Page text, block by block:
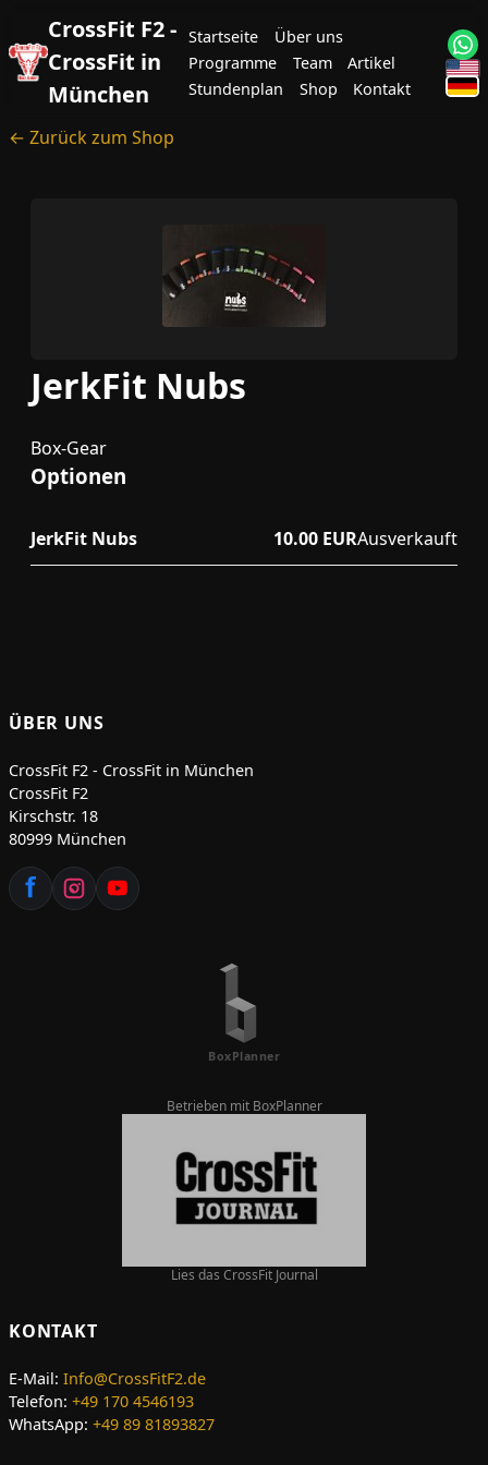
CrossFit F2 -
CrossFit in
München
Startseite
Über uns
Programme
Team
Artikel
Stundenplan
Shop Kontakt
← Zurück zum Shop
JerkFit Nubs
Box-Gear
Optionen
JerkFit Nubs 10.00 EURAusverkauft
ÜBER UNS
CrossFit F2 - CrossFit in München
CrossFit F2
Kirschstr. 18
80999 München
Betrieben mit BoxPlanner
Lies das CrossFit Journal
KONTAKT
E-Mail: Info@CrossFitF2.de
Telefon: +49 170 4546193
WhatsApp: +49 89 81893827